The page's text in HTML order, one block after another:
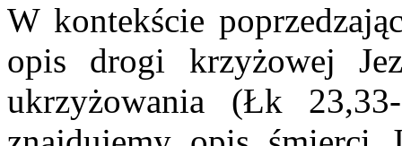
W kontekście
opis drogi krzyżowej
ukrzyżowania (Łk